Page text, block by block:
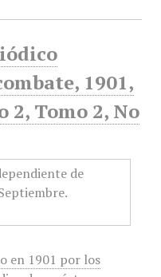
1901,
2, Tomo 2, No
en 1901 por los